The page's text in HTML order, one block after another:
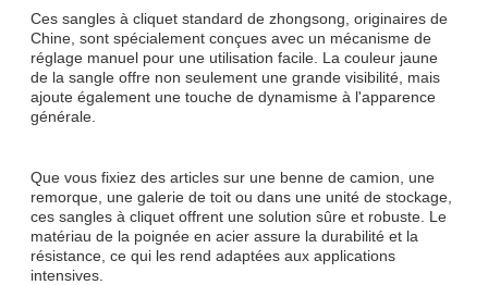
Ces sangles à cliquet standard de zhongsong, originaires de
Chine, sont spécialement conçues avec un mécanisme de
réglage manuel pour une utilisation facile. La couleur jaune
de la sangle offre non seulement une grande visibilité, mais
ajoute également une touche de dynamisme à l'apparence
générale.
Que vous fixiez des articles sur une benne de camion, une
remorque, une galerie de toit ou dans une unité de stockage,
ces sangles à cliquet offrent une solution sûre et robuste. Le
matériau de la poignée en acier assure la durabilité et la
résistance, ce qui les rend adaptées aux applications
intensives.